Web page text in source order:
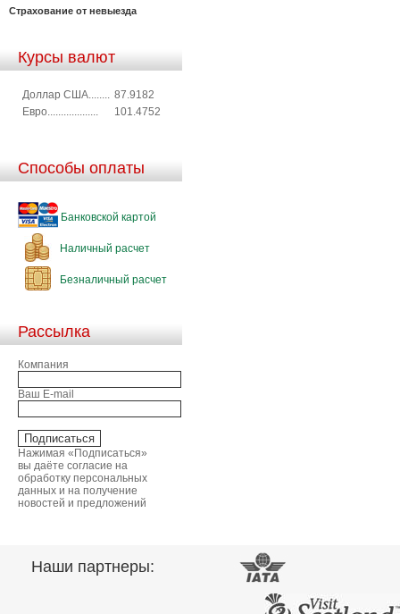
Страхование от невыезда
Курсы валют
Доллар США........ 87.9182
Евро...................
101.4752
Способы оплаты
Банковской картой
Наличный расчет
Безналичный расчет
Рассылка
Компания
Ваш E-mail
Нажимая «Подписаться»
вы даёте согласие на
обработку персональных
данных и на получение
новостей и предложений
Наши партнеры: